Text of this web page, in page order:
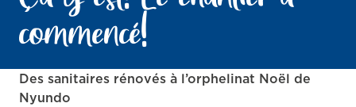
commencé!
Des sanitaires rénovés à l’orphelinat Noël de
Nyundo